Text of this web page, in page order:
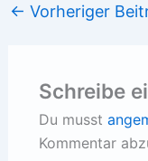
← Vorheriger
Schreibe
Du musst
Kommentar